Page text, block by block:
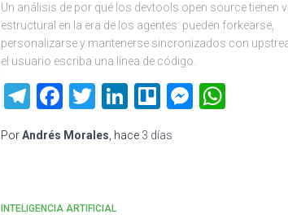
Un análisis de por qué los devtools open source tienen
estructural en la era de los agentes: pueden forkearse,
personalizarse y mantenerse sincronizados con
el usuario escriba una línea de código.
Telegram
Facebook
Twitter
LinkedIn
Trello
PorAndrés Morales , hace 3 días
INTELIGENCIA ARTIFICIAL